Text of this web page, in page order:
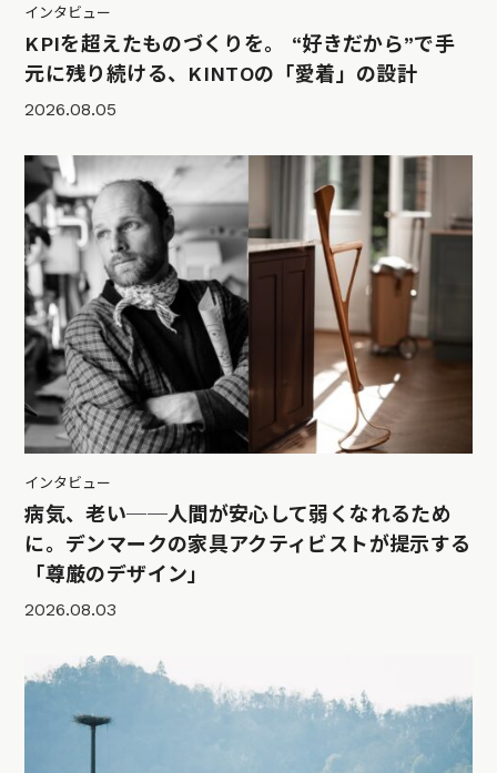
インタビュー
KPIを超えたものづくりを。 “好きだから”で手
元に残り続ける、KINTOの「愛着」の設計
2026.08.05
インタビュー
病気、老い──人間が安心して弱くなれるため
に。デンマークの家具アクティビストが提示する
「尊厳のデザイン」
2026.08.03